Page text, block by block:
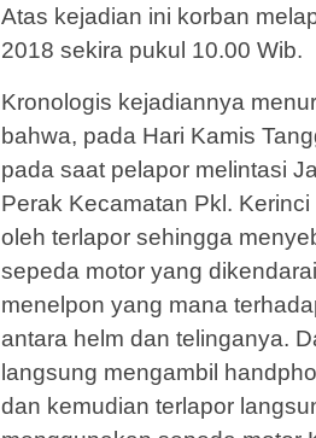
Atas kejadian ini korban
2018 sekira pukul 10.00 Wib.
Kronologis kejadiannya
bahwa, pada Hari Kamis
pada saat pelapor melintasi
Perak Kecamatan Pkl.
oleh terlapor sehingga
sepeda motor yang
menelpon yang mana
antara helm dan telinganya.
langsung mengambil
dan kemudian terlapor